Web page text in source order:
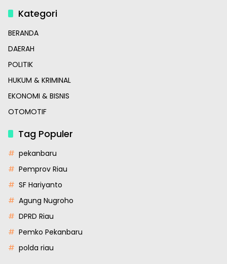
Kategori
BERANDA
DAERAH
POLITIK
HUKUM & KRIMINAL
EKONOMI & BISNIS
OTOMOTIF
Tag Populer
pekanbaru
Pemprov Riau
SF Hariyanto
Agung Nugroho
DPRD Riau
Pemko Pekanbaru
polda riau